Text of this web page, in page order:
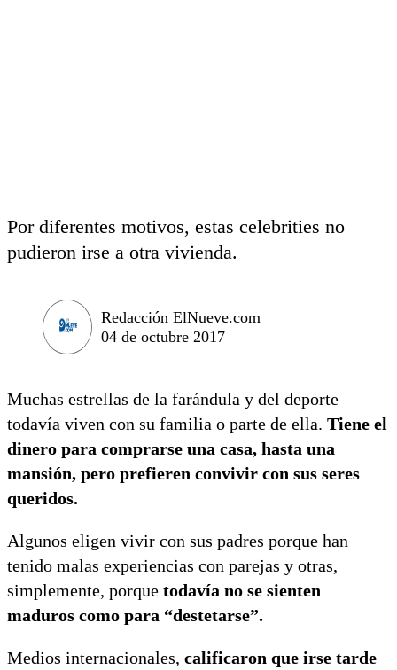
Por diferentes motivos, estas celebrities no
pudieron irse a otra vivienda.
Redacción ElNueve.com
04 de octubre 2017
Muchas estrellas de la farándula y del deporte
todavía viven con su familia o parte de ella. Tiene el
dinero para comprarse una casa, hasta una
mansión, pero prefieren convivir con sus seres
queridos.
Algunos eligen vivir con sus padres porque han
tenido malas experiencias con parejas y otras,
simplemente, porque todavía no se sienten
maduros como para “destetarse”.
Medios internacionales, calificaron que irse tarde